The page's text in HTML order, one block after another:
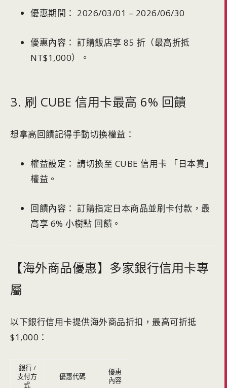
優惠期間： 2026/03/01 – 2026/06/30
優惠內容： 訂購飯店享 85 折（最高折抵
NT$1,000）。
3. 刷 CUBE 信用卡最高 6% 回饋
想拿高回饋記得手動切換權益：
權益設定： 請切換至 CUBE 信用卡 「日本賞」
權益。
回饋內容： 訂購指定日本商品並刷卡付款，最
高享 6% 小樹點 回饋。
【海外商品優惠】多家銀行信用卡專
屬
以下銀行信用卡提供海外商品折扣，最高可折抵
$1,000：
銀行 /
支付方
式
優惠代碼
優惠
內容